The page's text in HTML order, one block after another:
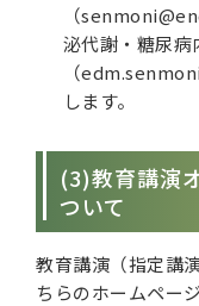
（
泌代謝・糖尿病
（
します。
(3)教育講演
ついて
教育講演（指定講
ちらのホームペー